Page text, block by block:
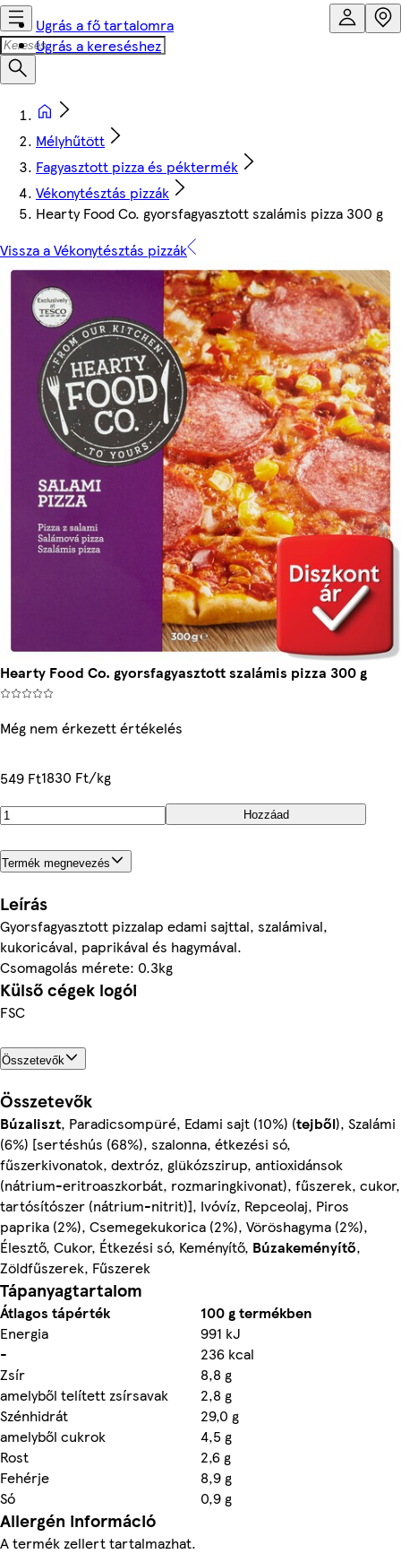
Ugrás a fő tartalomra
Ugrás a kereséshez
Mélyhűtött
Fagyasztott pizza és péktermék
Vékonytésztás pizzák
Hearty Food Co. gyorsfagyasztott szalámis pizza 300 g
Vissza a Vékonytésztás pizzák
Hearty Food Co. gyorsfagyasztott szalámis pizza 300 g
Még nem érkezett értékelés
549 Ft1830 Ft/kg
Hozzáad
Termék megnevezés
Leírás
Gyorsfagyasztott pizzalap edami sajttal, szalámival,
kukoricával, paprikával és hagymával.
Csomagolás mérete: 0.3kg
Külső cégek logói
FSC
Összetevők
Összetevők
Búzaliszt, Paradicsompüré, Edami sajt (10%) (tejből), Szalámi
(6%) [sertéshús (68%), szalonna, étkezési só,
fűszerkivonatok, dextróz, glükózszirup, antioxidánsok
(nátrium-eritroaszkorbát, rozmaringkivonat), fűszerek, cukor,
tartósítószer (nátrium-nitrit)], Ivóvíz, Repceolaj, Piros
paprika (2%), Csemegekukorica (2%), Vöröshagyma (2%),
Élesztő, Cukor, Étkezési só, Keményítő, Búzakeményítő,
Zöldfűszerek, Fűszerek
Tápanyagtartalom
Átlagos tápérték
100 g termékben
Energia
991 kJ
-
236 kcal
Zsír
8,8 g
amelyből telített zsírsavak
2,8 g
Szénhidrát
29,0 g
amelyből cukrok
4,5 g
Rost
2,6 g
Fehérje
8,9 g
Só
0,9 g
Allergén információ
A termék zellert tartalmazhat.